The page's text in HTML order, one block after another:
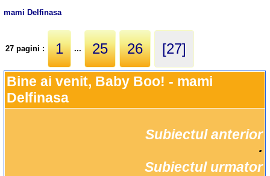
mami Delfinasa
27 pagini : 1 ... 25 26 [27]
Bine ai venit, Baby Boo! - mami
Delfinasa
Subiectul anterior
Subiectul urmator